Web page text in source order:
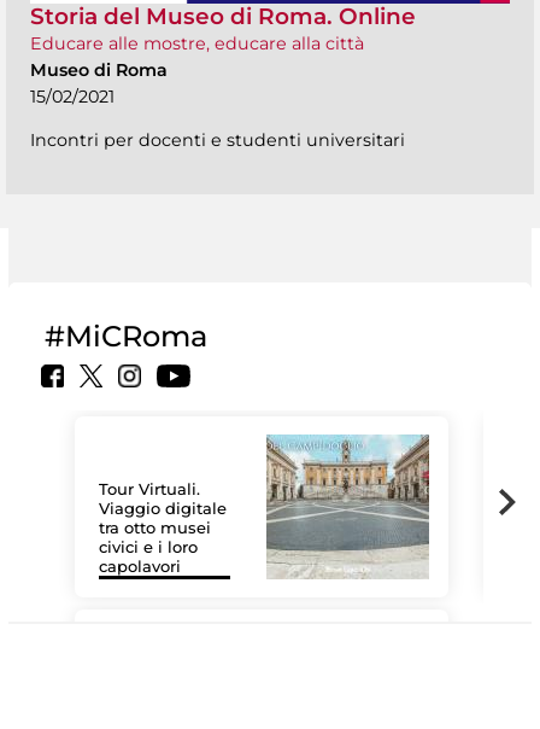
Storia del Museo di Roma. Online
Educare alle mostre, educare alla città
Museo di Roma
15/02/2021
Incontri per docenti e studenti universitari
#MiCRoma
Tour Virtuali.
Viaggio digitale
tra otto musei
civici e i loro
capolavori